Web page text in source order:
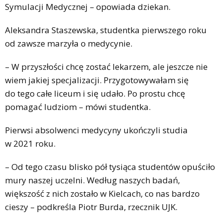
Symulacji Medycznej – opowiada dziekan.
Aleksandra Staszewska, studentka pierwszego roku
od zawsze marzyła o medycynie.
– W przyszłości chcę zostać lekarzem, ale jeszcze nie
wiem jakiej specjalizacji. Przygotowywałam się
do tego całe liceum i się udało. Po prostu chcę
pomagać ludziom – mówi studentka.
Pierwsi absolwenci medycyny ukończyli studia
w 2021 roku.
– Od tego czasu blisko pół tysiąca studentów opuściło
mury naszej uczelni. Według naszych badań,
większość z nich zostało w Kielcach, co nas bardzo
cieszy – podkreśla Piotr Burda, rzecznik UJK.